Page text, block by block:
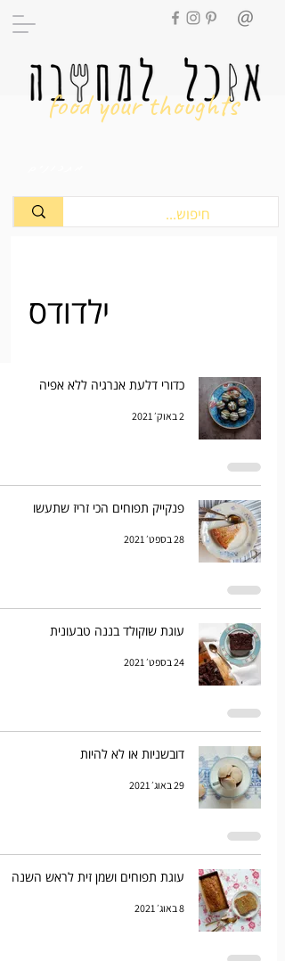
food your thoughts
ילדודס
כדורי דלעת אנרגיה ללא אפיה
2 באוק׳ 2021
פנקייק תפוחים הכי זריז שתעשו
28 בספט׳ 2021
עוגת שוקולד בננה טבעונית
24 בספט׳ 2021
דובשניות או לא להיות
29 באוג׳ 2021
עוגת תפוחים ושמן זית לראש השנה
8 באוג׳ 2021